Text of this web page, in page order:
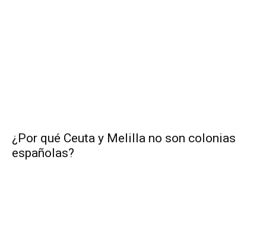
¿Por qué Ceuta y Melilla no son colonias
españolas?